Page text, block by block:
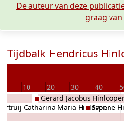
De auteur van deze
graag van
Tijdbalk Hendricus
10 20 30 40
Catharina Maria Hinloopen
Gerard Jacobus
Svenne